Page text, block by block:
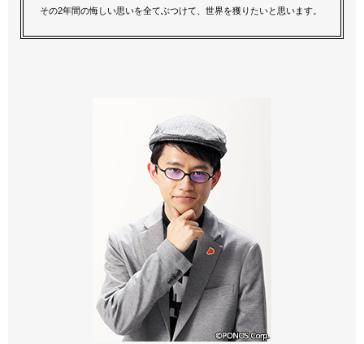
その2年間の悔しい思いを全てぶつけて、世界を獲りたいと思います。